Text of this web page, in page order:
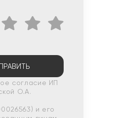
согласие ИП
О.А.
и его